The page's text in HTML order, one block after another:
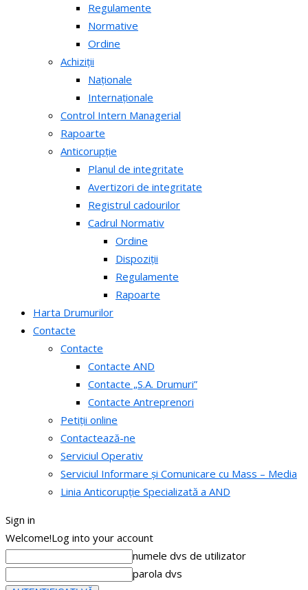
Regulamente
Normative
Ordine
Achiziții
Naționale
Internaționale
Control Intern Managerial
Rapoarte
Anticorupție
Planul de integritate
Avertizori de integritate
Registrul cadourilor
Cadrul Normativ
Ordine
Dispoziții
Regulamente
Rapoarte
Harta Drumurilor
Contacte
Contacte
Contacte AND
Contacte „S.A. Drumuri”
Contacte Antreprenori
Petiții online
Contactează-ne
Serviciul Operativ
Serviciul Informare și Comunicare cu Mass – Media
Linia Anticorupție Specializată a AND
Sign in
Welcome!Log into your account
numele dvs de utilizator
parola dvs